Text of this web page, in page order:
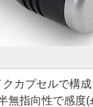
カプセルで構
無指向性で感度